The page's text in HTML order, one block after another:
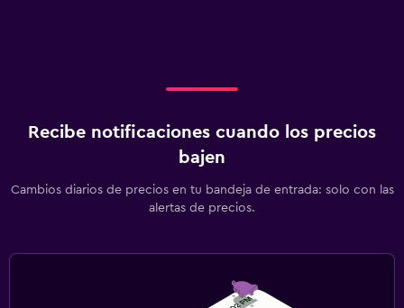
Recibe notificaciones cuando los precios
bajen
Cambios diarios de precios en tu bandeja de entrada: solo con las
alertas de precios.